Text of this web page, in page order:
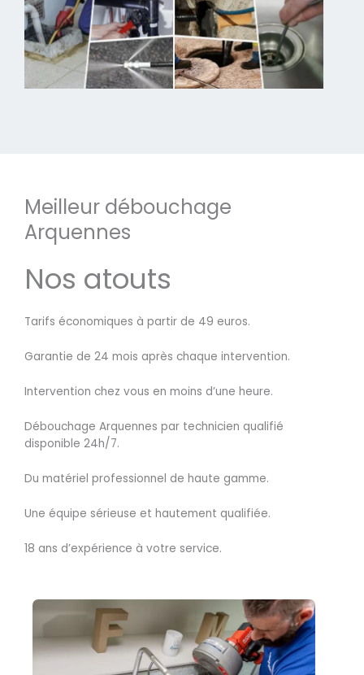
Meilleur débouchage
Arquennes
Nos atouts
Tarifs économiques à partir de 49 euros.
Garantie de 24 mois après chaque intervention.
Intervention chez vous en moins d’une heure.
Débouchage Arquennes par technicien qualifié
disponible 24h/7.
Du matériel professionnel de haute gamme.
Une équipe sérieuse et hautement qualifiée.
18 ans d’expérience à votre service.